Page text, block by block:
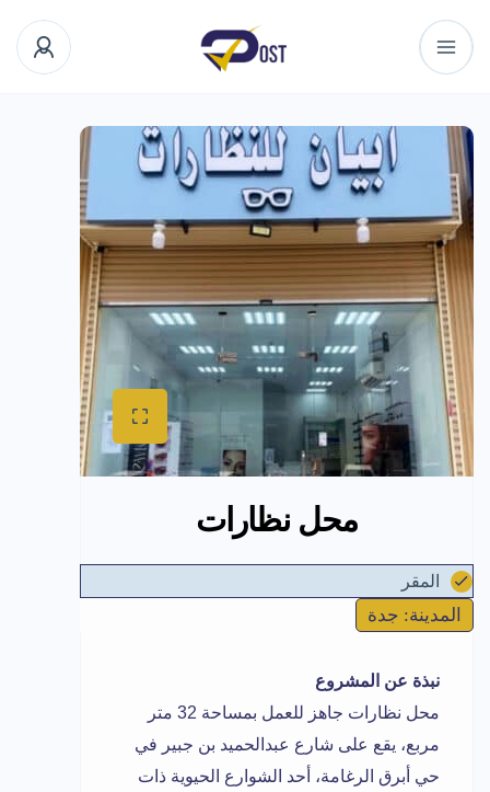
محل نظارات
المقر
المدينة: جدة
نبذة عن المشروع
محل نظارات جاهز للعمل بمساحة 32 متر
مربع، يقع على شارع عبدالحميد بن جبير في
حي أبرق الرغامة، أحد الشوارع الحيوية ذات